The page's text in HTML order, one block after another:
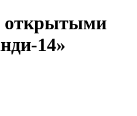
открытыми
14»